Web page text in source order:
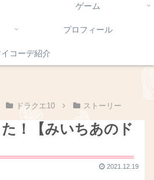
ゲーム
プロフィール
イコーデ紹介
ドラクエ10 ストーリー
！【みいちあのド
2021.12.19